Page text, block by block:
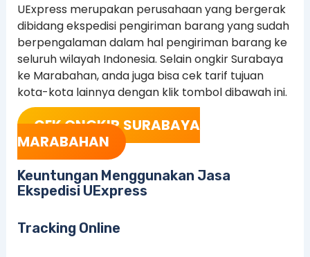
UExpress merupakan perusahaan yang bergerak
dibidang ekspedisi pengiriman barang yang sudah
berpengalaman dalam hal pengiriman barang ke
seluruh wilayah Indonesia. Selain ongkir Surabaya
ke Marabahan, anda juga bisa cek tarif tujuan
kota-kota lainnya dengan klik tombol dibawah ini.
CEK ONGKIR SURABAYA
MARABAHAN
Keuntungan Menggunakan Jasa
Ekspedisi UExpress
Tracking Online